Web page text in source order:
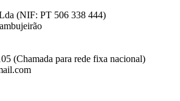
(NIF: PT 506 338 444)
(Chamada para rede fixa nacional)